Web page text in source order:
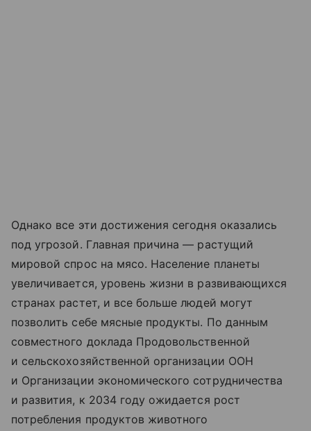
Однако все эти достижения сегодня оказались
под угрозой. Главная причина — растущий
мировой спрос на мясо. Население планеты
увеличивается, уровень жизни в развивающихся
странах растет, и все больше людей могут
позволить себе мясные продукты. По данным
совместного доклада Продовольственной
и сельскохозяйственной организации ООН
и Организации экономического сотрудничества
и развития, к 2034 году ожидается рост
потребления продуктов животного